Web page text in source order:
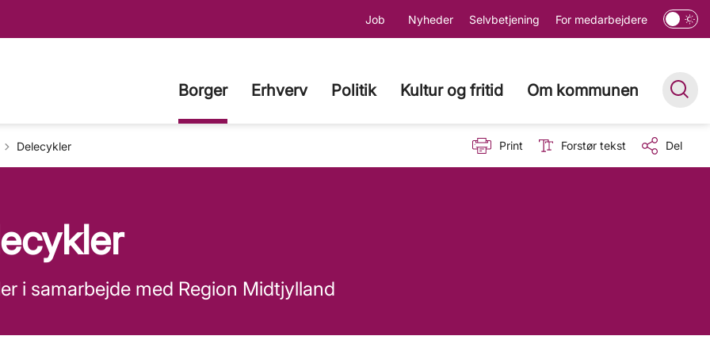
Job Nyheder Selvbetjening For medarbejdere
Borger Erhverv Politik Kultur og fritid Om kommunen
Delecykler Print Forstør tekst Del
i samarbejde med Region Midtjylland